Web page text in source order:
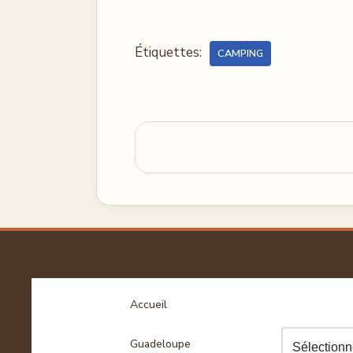
Étiquettes: CAMPING
Accueil
Guadeloupe